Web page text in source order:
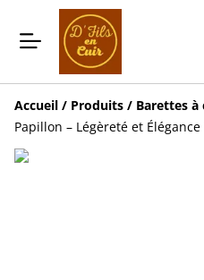
Accueil / Produits / Barettes à
Papillon – Légèreté et